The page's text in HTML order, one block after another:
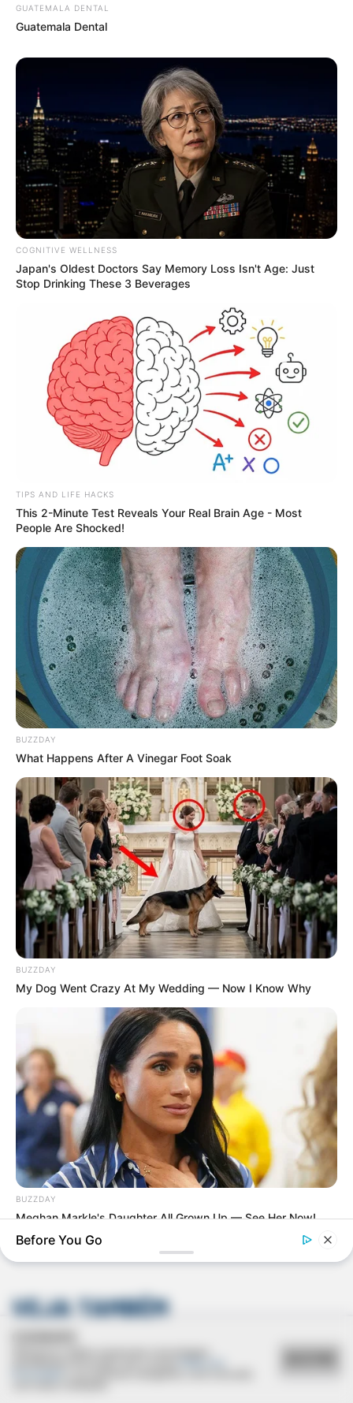
Deixe um Comentário
VEJA TAMBÉM
GUATEMALA DENTAL
Guatemala Dental
COGNITIVE WELLNESS
Japan's Oldest Doctors Say Memory Loss Isn't Age: Just
Stop Drinking These 3 Beverages
TIPS AND LIFE HACKS
This 2-Minute Test Reveals Your Real Brain Age - Most
People Are Shocked!
BUZZDAY
What Happens After A Vinegar Foot Soak
BUZZDAY
My Dog Went Crazy At My Wedding — Now I Know Why
BUZZDAY
Meghan Markle's Daughter All Grown Up — See Her Now!
Before You Go